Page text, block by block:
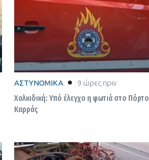
ΑΣΤΥΝΟΜΙΚΑ 9 ώρες πριν
Χαλκιδική: Υπό έλεγχο η φωτιά στο Πόρτο
Καρράς